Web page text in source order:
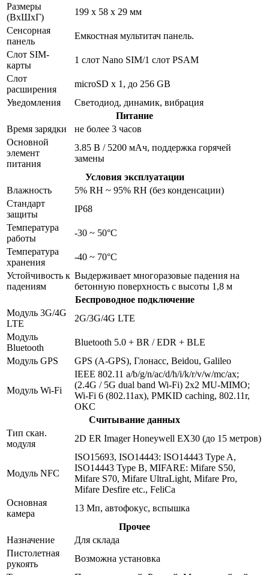
Размеры
(ВхШхГ)
199 х 58 х 29 мм
Сенсорная
панель
Емкостная мультитач панель.
Слот SIM-
карты
1 слот Nano SIM/1 слот PSAM
Слот
расширения
microSD х 1, до 256 GB
Уведомления
Светодиод, динамик, вибрация
Питание
Время зарядки
не более 3 часов
Основной
элемент
питания
3.85 В / 5200 мАч, поддержка горячей
замены
Условия эксплуатации
Влажность
5% RH ~ 95% RH (без конденсации)
Стандарт
защиты
IP68
Температура
работы
-30 ~ 50°C
Температура
хранения
-40 ~ 70°C
Устойчивость к
падениям
Выдерживает многоразовые падения на
бетонную поверхность с высоты 1,8 м
Беспроводное подключение
Модуль 3G/4G
LTE
2G/3G/4G LTE
Модуль
Bluetooth
Bluetooth 5.0 + BR / EDR + BLE
Модуль GPS
GPS (A-GPS), Глонасс, Beidou, Galileo
Модуль Wi-Fi
IEEE 802.11 a/b/g/n/ac/d/h/i/k/r/v/w/mc/ax;
(2.4G / 5G dual band Wi-Fi) 2x2 MU-MIMO;
Wi-Fi 6 (802.11ax), PMKID caching, 802.11r,
OKC
Считывание данных
Тип скан.
модуля
2D ER Imager Honeywell EX30 (до 15 метров)
Модуль NFC
ISO15693, ISO14443: ISO14443 Type A,
ISO14443 Type B, MIFARE: Mifare S50,
Mifare S70, Mifare UltraLight, Mifare Pro,
Mifare Desfire etc., FeliCa
Основная
камера
13 Мп, автофокус, вспышка
Прочее
Назначение
Для склада
Пистолетная
рукоять
Возможна установка